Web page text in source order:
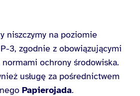
niszczymy na poziomie
3, zgodnie z obowiązującymi
ochrony środowiska.
usługę za pośrednictwem
Papierojada.